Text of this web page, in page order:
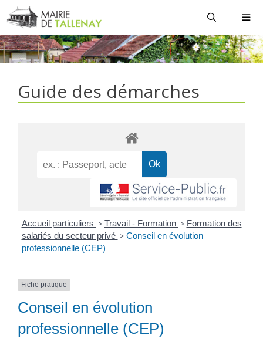
Aller
au
contenu
Guide des démarches
Accueil particuliers > Travail - Formation > Formation des
salariés du secteur privé > Conseil en évolution
professionnelle (CEP)
Fiche pratique
Conseil en évolution
professionnelle (CEP)